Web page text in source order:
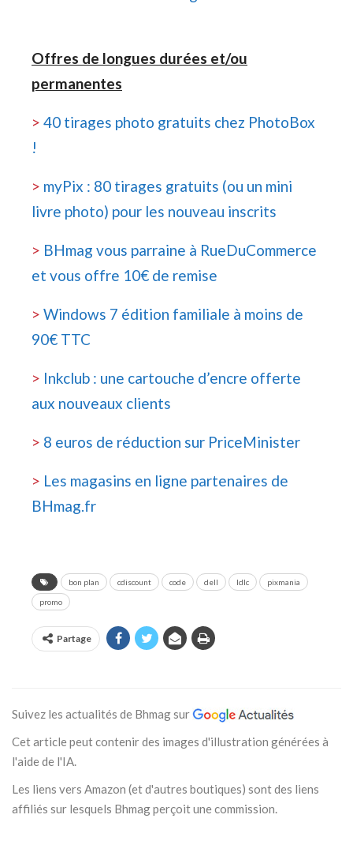
Offres de longues durées et/ou
permanentes
> 40 tirages photo gratuits chez PhotoBox
!
> myPix : 80 tirages gratuits (ou un mini
livre photo) pour les nouveau inscrits
> BHmag vous parraine à RueDuCommerce
et vous offre 10€ de remise
> Windows 7 édition familiale à moins de
90€ TTC
> Inkclub : une cartouche d’encre offerte
aux nouveaux clients
> 8 euros de réduction sur PriceMinister
> Les magasins en ligne partenaires de
BHmag.fr
bon plan cdiscount code dell ldlc pixmania
promo
Partage
Suivez les actualités de Bhmag sur
Cet article peut contenir des images d'illustration générées à
l'aide de l'IA.
Les liens vers Amazon (et d'autres boutiques) sont des liens
affiliés sur lesquels Bhmag perçoit une commission.